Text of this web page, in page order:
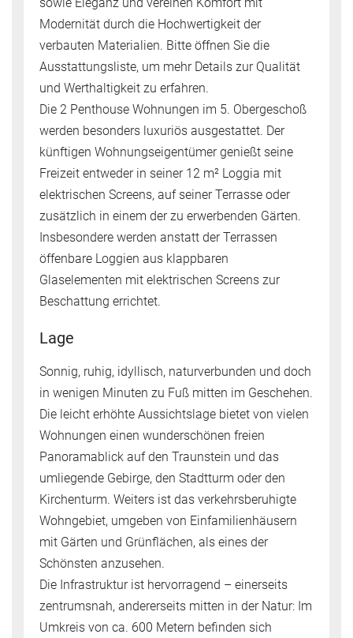
Modernität durch die Hochwertigkeit der
verbauten Materialien. Bitte öffnen Sie die
Ausstattungsliste, um mehr Details zur Qualität
und Werthaltigkeit zu erfahren.
Die 2 Penthouse Wohnungen im 5. Obergeschoß
werden besonders luxuriös ausgestattet. Der
künftigen Wohnungseigentümer genießt seine
Freizeit entweder in seiner 12 m² Loggia mit
elektrischen Screens, auf seiner Terrasse oder
zusätzlich in einem der zu erwerbenden Gärten.
Insbesondere werden anstatt der Terrassen
öffenbare Loggien aus klappbaren
Glaselementen mit elektrischen Screens zur
Beschattung errichtet.
Lage
Sonnig, ruhig, idyllisch, naturverbunden und doch
in wenigen Minuten zu Fuß mitten im Geschehen.
Die leicht erhöhte Aussichtslage bietet von vielen
Wohnungen einen wunderschönen freien
Panoramablick auf den Traunstein und das
umliegende Gebirge, den Stadtturm oder den
Kirchenturm. Weiters ist das verkehrsberuhigte
Wohngebiet, umgeben von Einfamilienhäusern
mit Gärten und Grünflächen, als eines der
Schönsten anzusehen.
Die Infrastruktur ist hervorragend – einerseits
zentrumsnah, andererseits mitten in der Natur: Im
Umkreis von ca. 600 Metern befinden sich